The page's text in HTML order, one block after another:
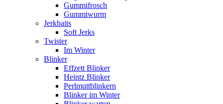
Gummifrosch
Gummiwurm
Jerkbaits
Soft Jerks
Twister
Im Winter
Blinker
Effzett Blinker
Heintz Blinker
Perlmuttblinkern
Blinker im Winter